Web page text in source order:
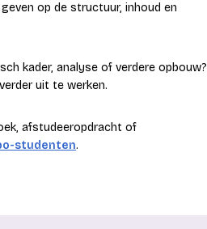
op de structuur, inhoud en
kader, analyse of verdere opbouw?
uit te werken.
afstudeeropdracht of
studenten.